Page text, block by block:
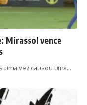
Mirassol vence
uma vez causou uma…